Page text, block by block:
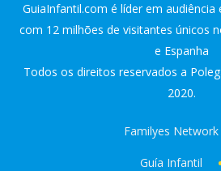
GuiaInfantil.com é líder em audiência
com 12 milhões de visitantes únicos
e Espanha
Todos os direitos reservados a
2020.
Familyes Network
Guía Infantil